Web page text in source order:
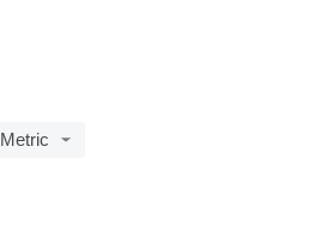
Metric